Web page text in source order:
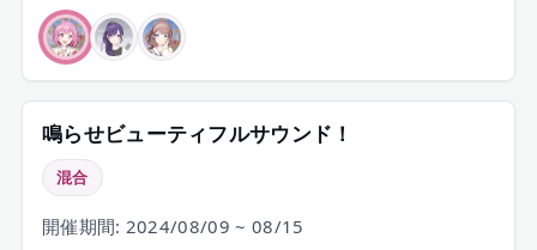
鳴らせビューティフルサウンド！
混合
開催期間: 2024/08/09 ~ 08/15